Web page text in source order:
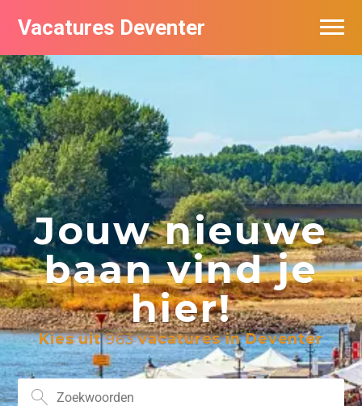
Vacatures Deventer
Jouw nieuwe
baan vind je
hier!
Kies uit963vacatures in Deventer
Vacatures per bedrijf in Deventer
De populairste vacatures in Deventer
Nieuwsbrief feed